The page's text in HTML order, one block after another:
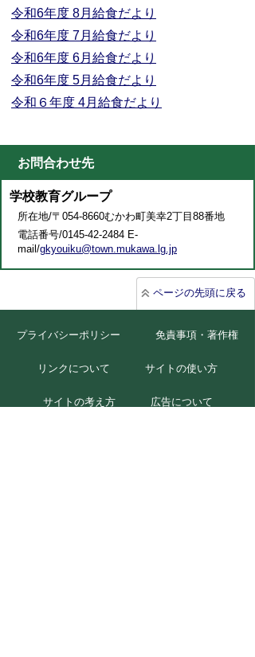
令和6年度 8月給食だより
令和6年度 7月給食だより
令和6年度 6月給食だより
令和6年度 5月給食だより
令和６年度 4月給食だより
お問合わせ先
学校教育グループ
所在地/〒054-8660むかわ町美幸2丁目88番地
電話番号/0145-42-2484 E-
mail/gkyouiku@town.mukawa.lg.jp
ページの先頭に戻る
プライバシーポリシー 免責事項・著作権
リンクについて サイトの使い方
サイトの考え方 広告について